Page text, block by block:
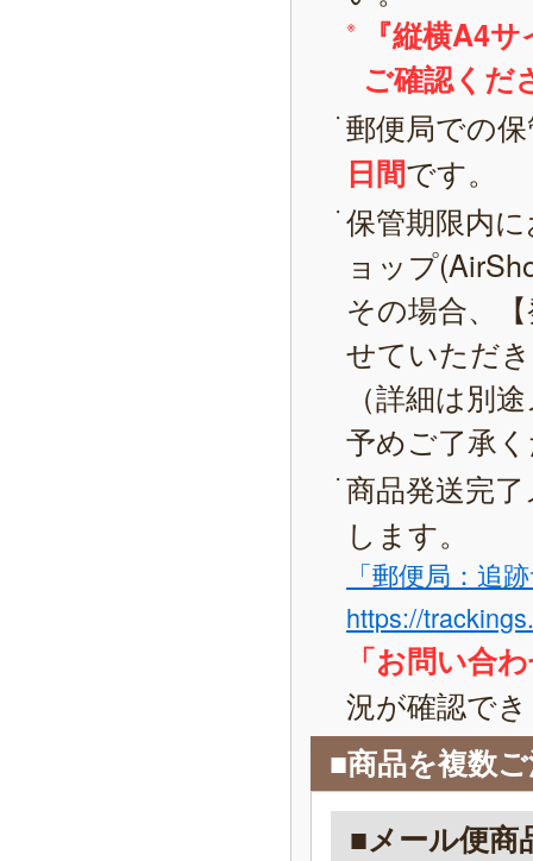
『縦横A4
ご確認くだ
郵便局での
日間です。
保管期限内
ョップ
その場合、
せていただ
（詳細は別
予めご了承
商品発送完
します。
「郵便局：追
https://
「お問い合
況が確認で
■商品を複数
■メール便商